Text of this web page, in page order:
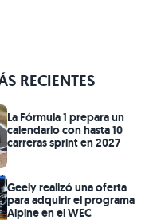
RECIENTES
La Fórmula 1 prepara un
calendario con hasta 10
carreras sprint en 2027
Geely realizó una oferta
para adquirir el programa
Alpine en el WEC